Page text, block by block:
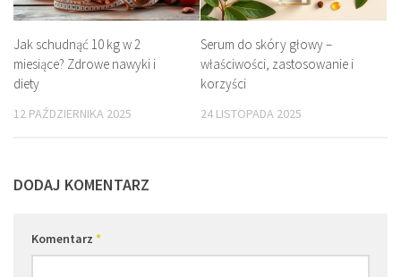
Jak schudnąć 10 kg w 2
miesiące? Zdrowe nawyki i
diety
12 PAŹDZIERNIKA 2025
Serum do skóry głowy –
właściwości, zastosowanie i
korzyści
24 LISTOPADA 2025
DODAJ KOMENTARZ
Komentarz *